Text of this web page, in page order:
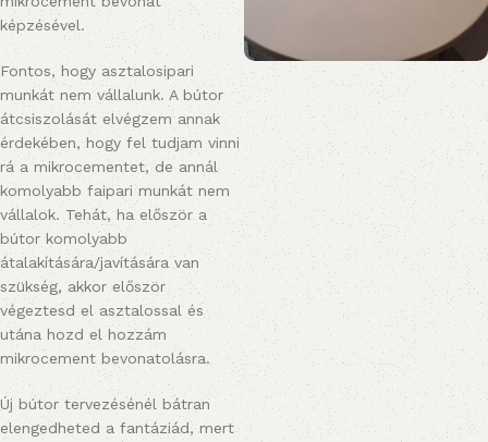
képzésével.
Fontos, hogy asztalosipari
munkát nem vállalunk. A bútor
átcsiszolását elvégzem annak
érdekében, hogy fel tudjam vinni
rá a mikrocementet, de annál
komolyabb faipari munkát nem
vállalok. Tehát, ha először a
bútor komolyabb
átalakítására/javítására van
szükség, akkor először
végeztesd el asztalossal és
utána hozd el hozzám
mikrocement bevonatolásra.
Új bútor tervezésénél bátran
elengedheted a fantáziád, mert